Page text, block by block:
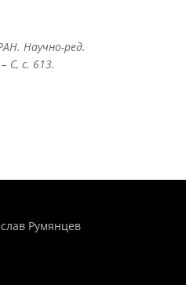
Научно-ред.
С, с. 613.
Румянцев